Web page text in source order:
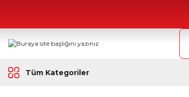
Tüm Kategoriler